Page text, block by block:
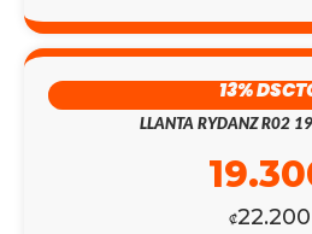
13%
LLANTA RYDANZ R02
₡22.200